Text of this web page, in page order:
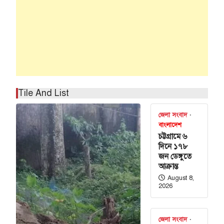
Tile And List
জেলা সংবাদ
বাংলাদেশ
চট্টগ্রামে ৬
দিনে ১৭৮
জন ডেঙ্গুতে
আক্রান্ত
August 8,
2026
জেলা সংবাদ
সই হচ্ছে
(বাসস) : সৌদি
শুক্রবার জেদ্দায়